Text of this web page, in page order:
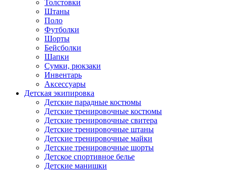
Толстовки
Штаны
Поло
Футболки
Шорты
Бейсболки
Шапки
Сумки, рюкзаки
Инвентарь
Аксессуары
Детская экипировка
Детские парадные костюмы
Детские тренировочные костюмы
Детские тренировочные свитера
Детские тренировочные штаны
Детские тренировочные майки
Детские тренировочные шорты
Детское спортивное белье
Детские манишки